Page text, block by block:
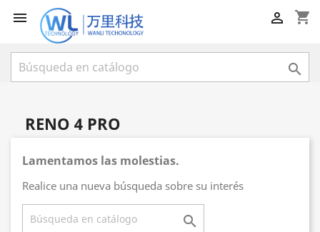
 shopping_cart


RENO 4 PRO
Lamentamos las molestias.
Realice una nueva búsqueda sobre su interés
